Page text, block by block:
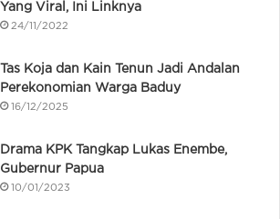
Yang Viral, Ini Linknya
24/11/2022
Tas Koja dan Kain Tenun Jadi Andalan
Perekonomian Warga Baduy
16/12/2025
Drama KPK Tangkap Lukas Enembe,
Gubernur Papua
10/01/2023